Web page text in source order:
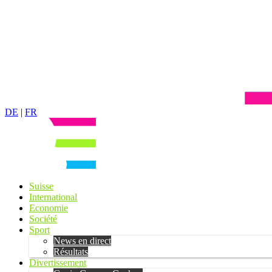
DE | FR
Suisse
International
Economie
Société
Sport
News en direct
Résultats
Divertissement